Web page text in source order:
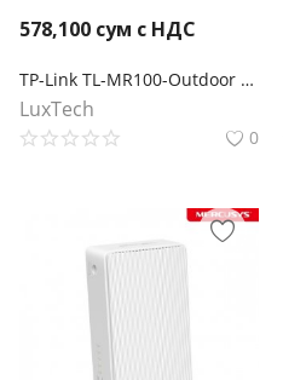
578,100 сум с НДС
TP-Link TL-MR100-Outdoor N300 Наружный беспроводной 4G LTE маршрутизатор
LuxTech
0